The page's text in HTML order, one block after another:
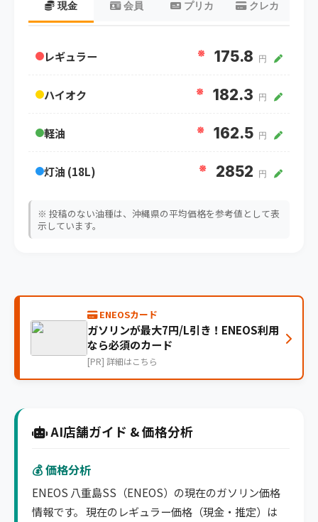
現金 会員 プリカ クレカ
レギュラー ※ 175.8 円
ハイオク ※ 182.3 円
軽油 ※ 162.5 円
灯油 (18L) ※ 2852 円
※ 投稿のない油種は、沖縄県の平均価格を参考値として表
示しています。
ENEOSカード
ガソリンが最大7円/L引き！ENEOS利用
なら必須のカード
[PR] 詳細はこちら
AI店舗ガイド & 価格分析
💰 価格分析
ENEOS 八重島SS（ENEOS）の現在のガソリン価格
情報です。 現在のレギュラー価格（現金・推定）は